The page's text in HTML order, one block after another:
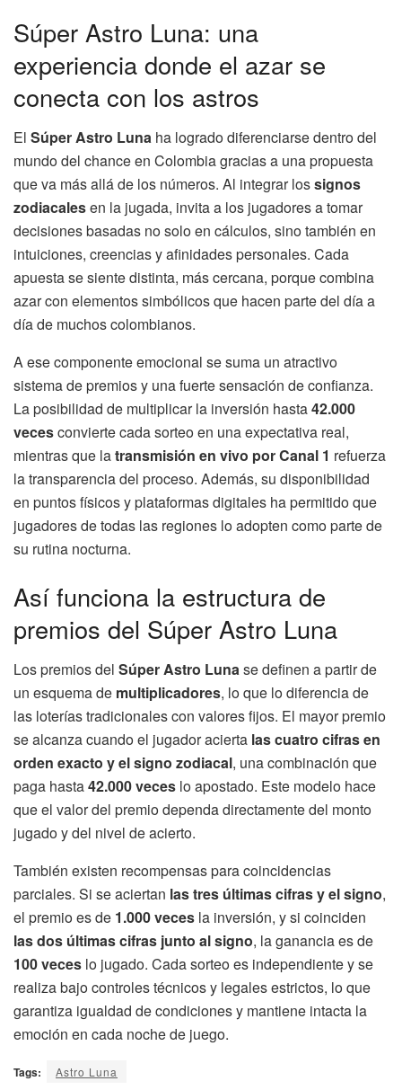
Súper Astro Luna: una
experiencia donde el azar se
conecta con los astros
El Súper Astro Luna ha logrado diferenciarse dentro del
mundo del chance en Colombia gracias a una propuesta
que va más allá de los números. Al integrar lossignos
zodiacalesen la jugada, invita a los jugadores a tomar
decisiones basadas no solo en cálculos, sino también en
intuiciones, creencias y afinidades personales. Cada
apuesta se siente distinta, más cercana, porque combina
azar con elementos simbólicos que hacen parte del día a
día de muchos colombianos.
A ese componente emocional se suma un atractivo
sistema de premios y una fuerte sensación de confianza.
La posibilidad de multiplicar la inversión hasta42.000
vecesconvierte cada sorteo en una expectativa real,
mientras que latransmisión en vivo por Canal 1 refuerza
la transparencia del proceso. Además, su disponibilidad
en puntos físicos y plataformas digitales ha permitido que
jugadores de todas las regiones lo adopten como parte de
su rutina nocturna.
Así funciona la estructura de
premios del Súper Astro Luna
Los premios del Súper Astro Lunase definen a partir de
un esquema de multiplicadores, lo que lo diferencia de
las loterías tradicionales con valores fijos. El mayor premio
se alcanza cuando el jugador acierta las cuatro cifras en
orden exacto y el signo zodiacal, una combinación que
paga hasta42.000 veces lo apostado. Este modelo hace
que el valor del premio dependa directamente del monto
jugado y del nivel de acierto.
También existen recompensas para coincidencias
parciales. Si se aciertan las tres últimas cifras y el signo,
el premio es de 1.000 veces la inversión, y si coinciden
las dos últimas cifras junto al signo, la ganancia es de
100 veces lo jugado. Cada sorteo es independiente y se
realiza bajo controles técnicos y legales estrictos, lo que
garantiza igualdad de condiciones y mantiene intacta la
emoción en cada noche de juego.
Tags: Astro Luna